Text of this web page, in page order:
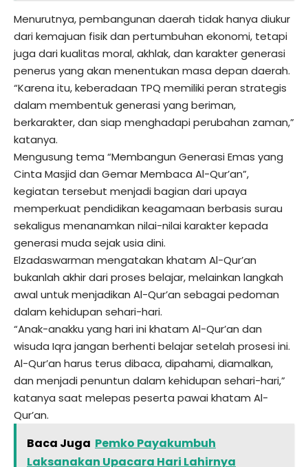
Menurutnya, pembangunan daerah tidak hanya diukur
dari kemajuan fisik dan pertumbuhan ekonomi, tetapi
juga dari kualitas moral, akhlak, dan karakter generasi
penerus yang akan menentukan masa depan daerah.
“Karena itu, keberadaan TPQ memiliki peran strategis
dalam membentuk generasi yang beriman,
berkarakter, dan siap menghadapi perubahan zaman,”
katanya.
Mengusung tema “Membangun Generasi Emas yang
Cinta Masjid dan Gemar Membaca Al-Qur’an”,
kegiatan tersebut menjadi bagian dari upaya
memperkuat pendidikan keagamaan berbasis surau
sekaligus menanamkan nilai-nilai karakter kepada
generasi muda sejak usia dini.
Elzadaswarman mengatakan khatam Al-Qur’an
bukanlah akhir dari proses belajar, melainkan langkah
awal untuk menjadikan Al-Qur’an sebagai pedoman
dalam kehidupan sehari-hari.
“Anak-anakku yang hari ini khatam Al-Qur’an dan
wisuda Iqra jangan berhenti belajar setelah prosesi ini.
Al-Qur’an harus terus dibaca, dipahami, diamalkan,
dan menjadi penuntun dalam kehidupan sehari-hari,”
katanya saat melepas peserta pawai khatam Al-
Qur’an.
Baca Juga Pemko Payakumbuh
Laksanakan Upacara Hari Lahirnya